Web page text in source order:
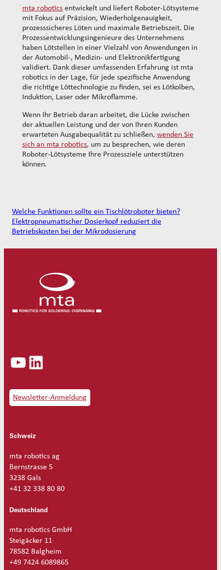
mta robotics entwickelt und liefert Roboter-Lötsysteme
mit Fokus auf Präzision, Wiederholgenauigkeit,
prozesssicheres Löten und maximale Betriebszeit. Die
Prozessentwicklungsingenieure des Unternehmens
haben Lötstellen in einer Vielzahl von Anwendungen in
der Automobil-, Medizin- und Elektronikfertigung
validiert. Dank dieser umfassenden Erfahrung ist mta
robotics in der Lage, für jede spezifische Anwendung
die richtige Löttechnologie zu finden, sei es Lötkolben,
Induktion, Laser oder Mikroflamme.
Wenn Ihr Betrieb daran arbeitet, die Lücke zwischen
der aktuellen Leistung und der von Ihren Kunden
erwarteten Ausgabequalität zu schließen, wenden Sie
sich an mta robotics, um zu besprechen, wie deren
Roboter-Lötsysteme Ihre Prozessziele unterstützen
können.
Welche Funktionen sollte ein Tischlötroboter bieten?
Elektropneumatischer Dosierkopf reduziert die
Betriebskosten bei der Mikrodosierung
YouTube LinkedIn
Newsletter-Anmeldung
Schweiz
mta robotics ag
Bernstrasse 5
3238 Gals
+41 32 338 80 80
Deutschland
mta robotics GmbH
Steigäcker 11
78582 Balgheim
+49 7424 6089865